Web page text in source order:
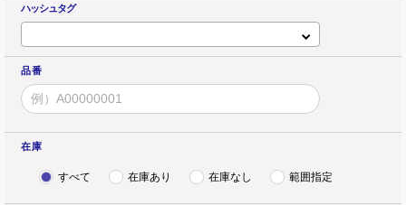
ハッシュタグ
品 番
在 庫
すべて 在庫あり 在庫なし 範囲指定